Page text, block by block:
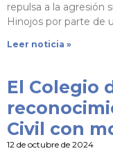
repulsa a la agresión
Hinojos por parte de
Leer noticia »
El Colegio
Civil con
12 de octubre de 2024